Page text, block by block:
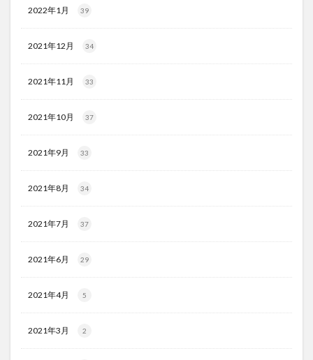
2022年1月 39
2021年12月 34
2021年11月 33
2021年10月 37
2021年9月 33
2021年8月 34
2021年7月 37
2021年6月 29
2021年4月 5
2021年3月 2